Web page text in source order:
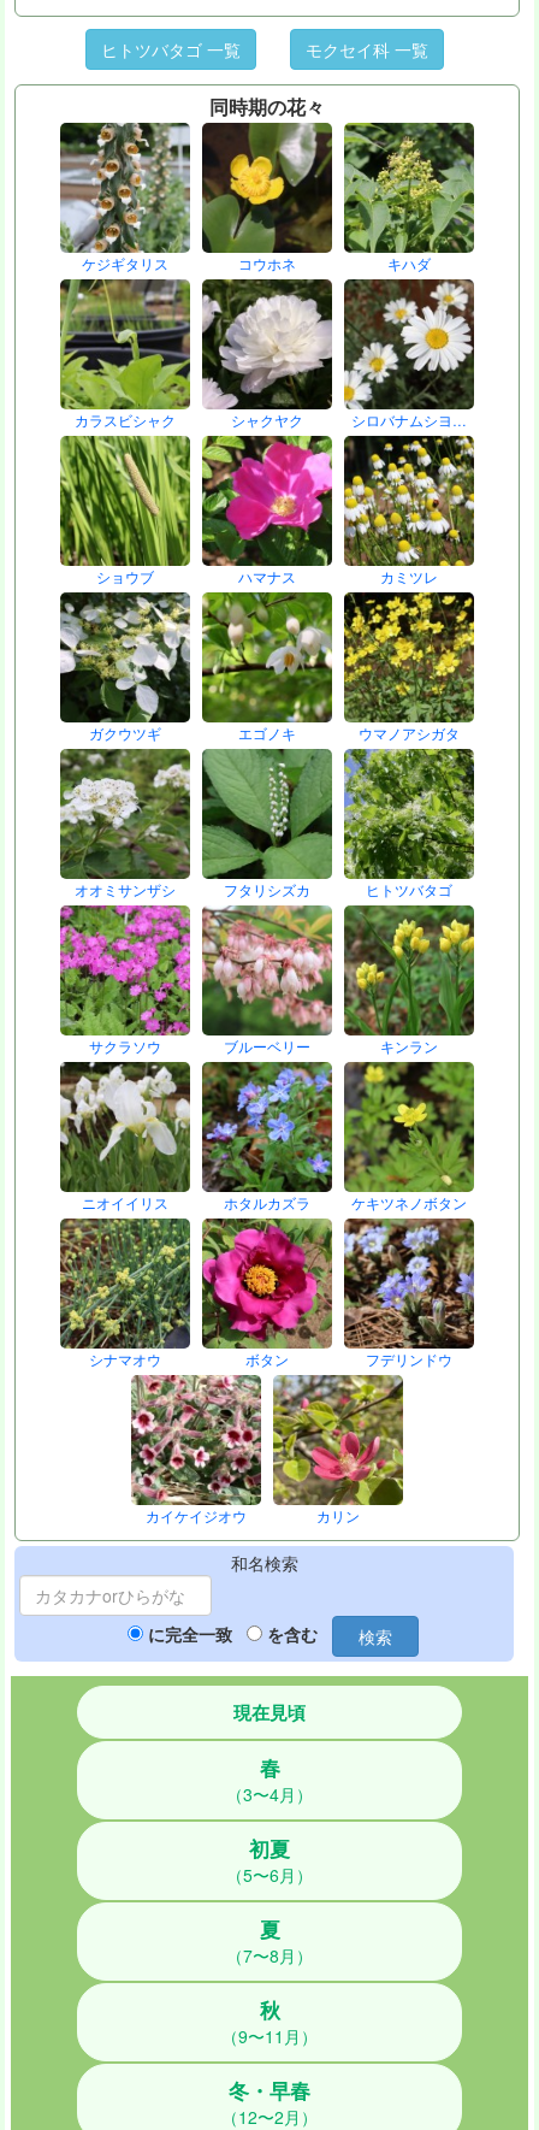
ヒトツバタゴ 一覧 モクセイ科 一覧
同時期の花々
ケジギタリス コウホネ キハダ
カラスビシャク シャクヤク シロバナムシヨ…
ショウブ ハマナス カミツレ
ガクウツギ エゴノキ ウマノアシガタ
オオミサンザシ フタリシズカ ヒトツバタゴ
サクラソウ ブルーベリー キンラン
ニオイイリス ホタルカズラ ケキツネノボタン
シナマオウ ボタン フデリンドウ
カイケイジオウ カリン
和名検索
に完全一致 を含む 検索
現在見頃
春
（3〜4月）
初夏
（5〜6月）
夏
（7〜8月）
秋
（9〜11月）
冬・早春
（12〜2月）